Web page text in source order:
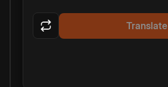
Translate